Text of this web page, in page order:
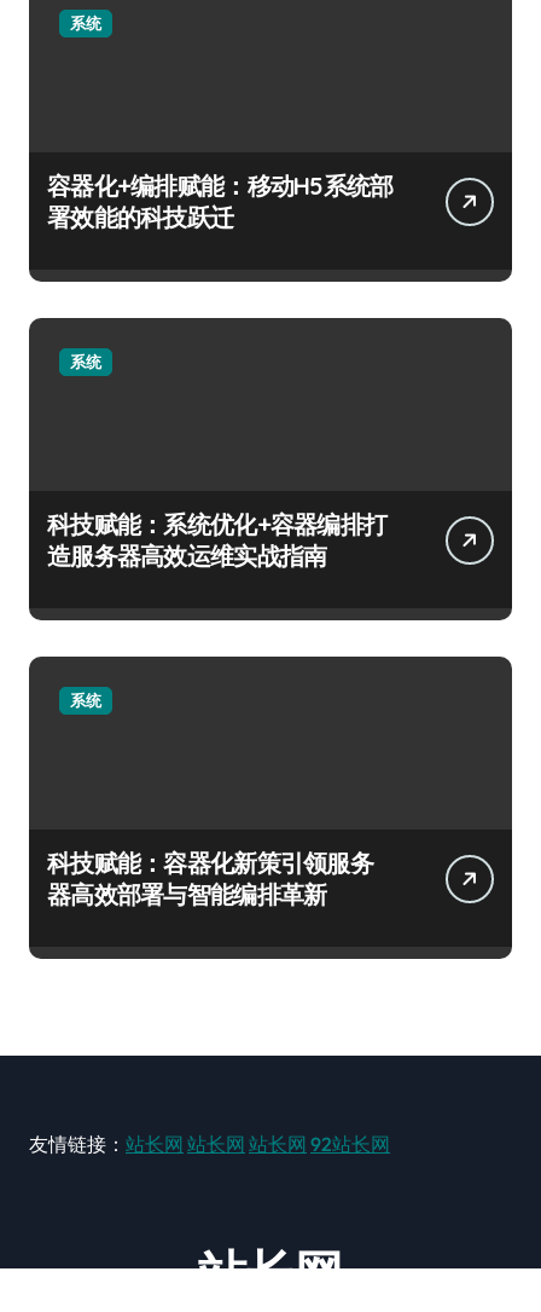
系统
容器化+编排赋能：移动H5系统部
署效能的科技跃迁
系统
科技赋能：系统优化+容器编排打
造服务器高效运维实战指南
系统
科技赋能：容器化新策引领服务
器高效部署与智能编排革新
友情链接： 站长网 站长网 站长网 92站长网
站长网